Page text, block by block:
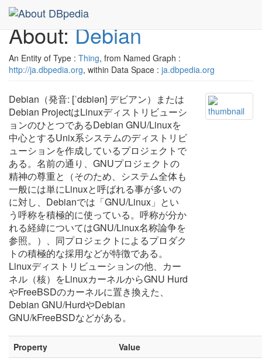
About:Debian
An Entity of Type : Thing, from Named Graph :
http://ja.dbpedia.org, within Data Space : ja.dbpedia.org
Debian（発音: [ˈdɛbiən] デビアン）または
Debian ProjectはLinuxディストリビューシ
ョンのひとつであるDebian GNU/Linuxを
中心とするUnix系システムのディストリビ
ューションを作成しているプロジェクトで
ある。名前の通り、GNUプロジェクトの
精神の尊重と（そのため、システム全体も
一般には単にLinuxと呼ばれる事が多いの
に対し、Debianでは「GNU/Linux」とい
う呼称を積極的に使っている。呼称が分か
れる経緯についてはGNU/Linux名称論争を
参照。）、同プロジェクトによるプロダク
トの積極的な採用などが特徴である。
Linuxディストリビューションの他、カー
ネル（核）をLinuxカーネルからGNU Hurd
やFreeBSDのカーネルに置き換えた、
Debian GNU/HurdやDebian
GNU/kFreeBSDなどがある。
Property Value